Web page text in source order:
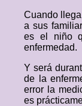
Cuando
a sus
es el niño
enfermedad.
Y será
de la
error la
es